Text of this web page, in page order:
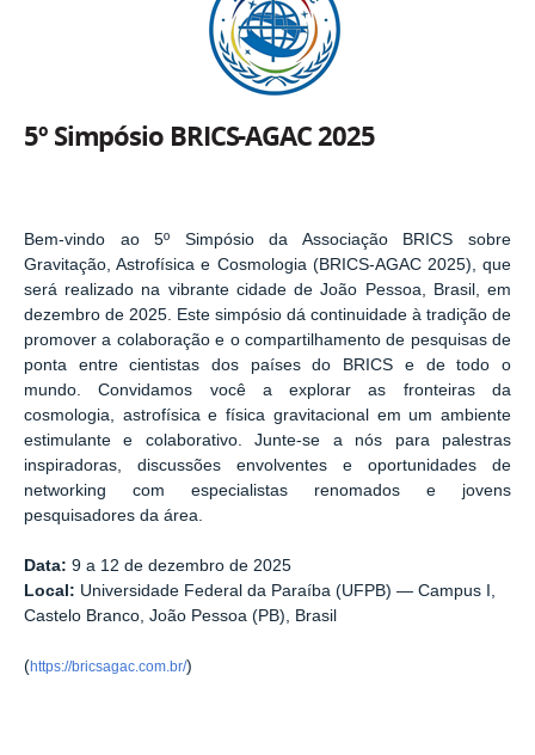
5º Simpósio BRICS-AGAC 2025
Bem-vindo ao 5º Simpósio da Associação BRICS sobre
Gravitação, Astrofísica e Cosmologia (BRICS-AGAC 2025), que
será realizado na vibrante cidade de João Pessoa, Brasil, em
dezembro de 2025. Este simpósio dá continuidade à tradição de
promover a colaboração e o compartilhamento de pesquisas de
ponta entre cientistas dos países do BRICS e de todo o
mundo. Convidamos você a explorar as fronteiras da
cosmologia, astrofísica e física gravitacional em um ambiente
estimulante e colaborativo. Junte-se a nós para palestras
inspiradoras, discussões envolventes e oportunidades de
networking com especialistas renomados e jovens
pesquisadores da área.
Data: 9 a 12 de dezembro de 2025
Local: Universidade Federal da Paraíba (UFPB) — Campus I,
Castelo Branco, João Pessoa (PB), Brasil
(https://bricsagac.com.br/)